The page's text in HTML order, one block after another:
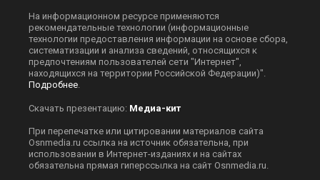
На информационном ресурсе применяются
рекомендательные технологии (информационные
технологии предоставления информации на основе сбора,
систематизации и анализа сведений, относящихся к
предпочтениям пользователей сети "Интернет",
находящихся на территории Российской Федерации)".
Подробнее.
Скачать презентацию: Медиа-кит
При перепечатке или цитировании материалов сайта
Оsnmedia.ru ссылка на источник обязательна, при
использовании в Интернет-изданиях и на сайтах
обязательна прямая гиперссылка на сайт Оsnmedia.ru.